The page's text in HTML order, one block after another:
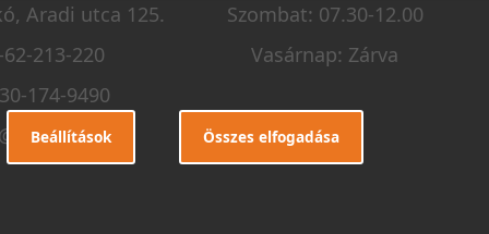
Aradi utca 125.
62-213-220
174-9490
profil.hu
Szombat: 07.30-12.00
Vasárnap: Zárva
Beállítások Összes elfogadása